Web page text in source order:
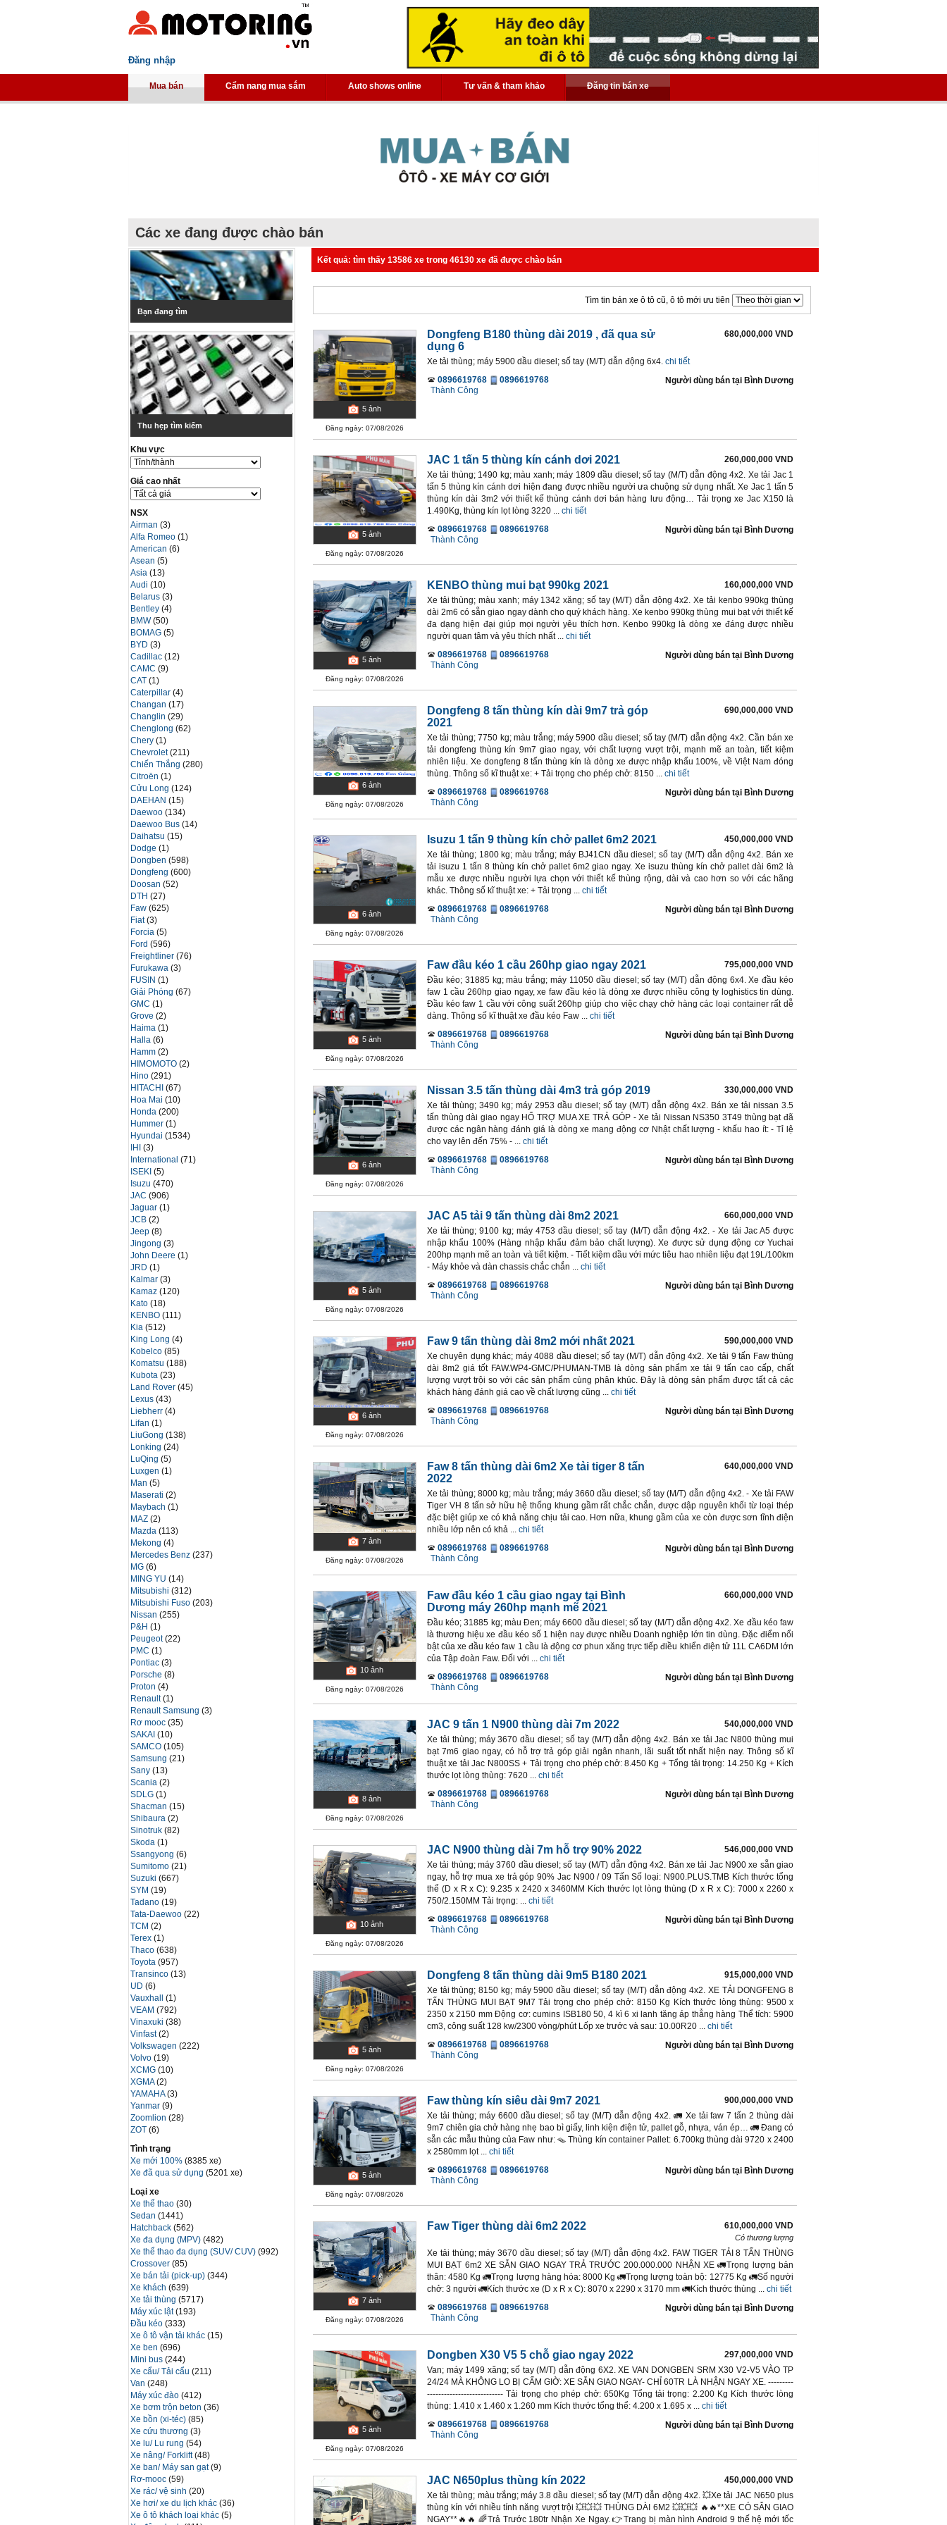
Đăng nhập
Mua bán Cẩm nang mua sắm Auto shows online Tư vấn & tham khảo Đăng tin bán xe
Các xe đang được chào bán
Bạn đang tìm
Thu hẹp tìm kiếm
Khu vực
Giá cao nhất
NSX
Airman(3)
Alfa Romeo(1)
American(6)
Asean(5)
Asia(13)
Audi(10)
Belarus(3)
Bentley(4)
BMW(50)
BOMAG(5)
BYD(3)
Cadillac(12)
CAMC(9)
CAT(1)
Caterpillar(4)
Changan(17)
Changlin(29)
Chenglong(62)
Chery(1)
Chevrolet(211)
Chiến Thắng(280)
Citroën(1)
Cửu Long(124)
DAEHAN(15)
Daewoo(134)
Daewoo Bus(14)
Daihatsu(15)
Dodge(1)
Dongben(598)
Dongfeng(600)
Doosan(52)
DTH(27)
Faw(625)
Fiat(3)
Forcia(5)
Ford(596)
Freightliner(76)
Furukawa(3)
FUSIN(1)
Giải Phóng(67)
GMC(1)
Grove(2)
Haima(1)
Halla(6)
Hamm(2)
HIMOMOTO(2)
Hino(291)
HITACHI(67)
Hoa Mai(10)
Honda(200)
Hummer(1)
Hyundai(1534)
IHI(3)
International(71)
ISEKI(5)
Isuzu(470)
JAC(906)
Jaguar(1)
JCB(2)
Jeep(8)
Jingong(3)
John Deere(1)
JRD(1)
Kalmar(3)
Kamaz(120)
Kato(18)
KENBO(111)
Kia(512)
King Long(4)
Kobelco(85)
Komatsu(188)
Kubota(23)
Land Rover(45)
Lexus(43)
Liebherr(4)
Lifan(1)
LiuGong(138)
Lonking(24)
LuQing(5)
Luxgen(1)
Man(5)
Maserati(2)
Maybach(1)
MAZ(2)
Mazda(113)
Mekong(4)
Mercedes Benz(237)
MG(6)
MING YU(14)
Mitsubishi(312)
Mitsubishi Fuso(203)
Nissan(255)
P&H(1)
Peugeot(22)
PMC(1)
Pontiac(3)
Porsche(8)
Proton(4)
Renault(1)
Renault Samsung(3)
Rơ mooc(35)
SAKAI(10)
SAMCO(105)
Samsung(21)
Sany(13)
Scania(2)
SDLG(1)
Shacman(15)
Shibaura(2)
Sinotruk(82)
Skoda(1)
Ssangyong(6)
Sumitomo(21)
Suzuki(667)
SYM(19)
Tadano(19)
Tata-Daewoo(22)
TCM(2)
Terex(1)
Thaco(638)
Toyota(957)
Transinco(13)
UD(6)
Vauxhall(1)
VEAM(792)
Vinaxuki(38)
Vinfast(2)
Volkswagen(222)
Volvo(19)
XCMG(10)
XGMA(2)
YAMAHA(3)
Yanmar(9)
Zoomlion(28)
ZOT(6)
Tình trạng
Xe mới 100% (8385 xe)
Xe đã qua sử dụng (5201 xe)
Loại xe
Xe thể thao(30)
Sedan(1441)
Hatchback(562)
Xe đa dụng (MPV)(482)
Xe thể thao đa dụng (SUV/ CUV)(992)
Crossover(85)
Xe bán tải (pick-up)(344)
Xe khách(639)
Xe tải thùng(5717)
Máy xúc lật(193)
Đầu kéo(333)
Xe ô tô vận tải khác(15)
Xe ben(696)
Mini bus(244)
Xe cẩu/ Tải cẩu(211)
Van(248)
Máy xúc đào(412)
Xe bơm trộn beton(36)
Xe bồn (xi-téc)(85)
Xe cứu thương(3)
Xe lu/ Lu rung(54)
Xe nâng/ Forklift(48)
Xe ban/ Máy san gạt(9)
Rơ-mooc(59)
Xe rác/ vệ sinh(20)
Xe hơi/ xe du lịch khác(36)
Xe ô tô khách loại khác(5)
Kết quả: tìm thấy 13586 xe trong 46130 xe đã được chào bán
Tìm tin bán xe ô tô cũ, ô tô mới ưu tiên
5 ảnh
Đăng ngày: 07/08/2026
Dongfeng B180 thùng dài 2019 , đã qua sử
dụng 6
680,000,000 VND
Xe tải thùng; máy 5900 dầu diesel; số tay (M/T) dẫn động 6x4. chi tiết
0896619768
0896619768
Thành Công
Người dùng bán tại Bình Dương
5 ảnh
Đăng ngày: 07/08/2026
JAC 1 tấn 5 thùng kín cánh dơi 2021
260,000,000 VND
Xe tải thùng; 1490 kg; màu xanh; máy 1809 dầu diesel; số tay (M/T) dẫn động 4x2. Xe tải Jac 1
tấn 5 thùng kín cánh dơi hiện đang được nhiều người ưa chuộng sử dụng nhất. Xe Jac 1 tấn 5
thùng kín dài 3m2 với thiết kế thùng cánh dơi bán hàng lưu động… Tải trọng xe Jac X150 là
1.490Kg, thùng kín lọt lòng 3220 ... chi tiết
0896619768
0896619768
Thành Công
Người dùng bán tại Bình Dương
5 ảnh
Đăng ngày: 07/08/2026
KENBO thùng mui bạt 990kg 2021
160,000,000 VND
Xe tải thùng; màu xanh; máy 1342 xăng; số tay (M/T) dẫn động 4x2. Xe tải kenbo 990kg thùng
dài 2m6 có sẵn giao ngay dành cho quý khách hàng. Xe kenbo 990kg thùng mui bạt với thiết kế
đa dạng hiện đại giúp mọi người yêu thích hơn. Kenbo 990kg là dòng xe đáng được nhiều
người quan tâm và yêu thích nhất ... chi tiết
0896619768
0896619768
Thành Công
Người dùng bán tại Bình Dương
6 ảnh
Đăng ngày: 07/08/2026
Dongfeng 8 tấn thùng kín dài 9m7 trả góp
2021
690,000,000 VND
Xe tải thùng; 7750 kg; màu trắng; máy 5900 dầu diesel; số tay (M/T) dẫn động 4x2. Cần bán xe
tải dongfeng thùng kín 9m7 giao ngay, với chất lượng vượt trội, mạnh mẽ an toàn, tiết kiệm
nhiên liệu. Xe dongfeng 8 tấn thùng kín là dòng xe được nhập khẩu 100%, về Việt Nam đóng
thùng. Thông số kĩ thuật xe: + Tải trọng cho phép chở: 8150 ... chi tiết
0896619768
0896619768
Thành Công
Người dùng bán tại Bình Dương
6 ảnh
Đăng ngày: 07/08/2026
Isuzu 1 tấn 9 thùng kín chở pallet 6m2 2021
450,000,000 VND
Xe tải thùng; 1800 kg; màu trắng; máy BJ41CN dầu diesel; số tay (M/T) dẫn động 4x2. Bán xe
tải isuzu 1 tấn 8 thùng kín chở pallet 6m2 giao ngay. Xe isuzu thùng kín chở pallet dài 6m2 là
mẫu xe được nhiều người lựa chọn với thiết kế thùng rộng, dài và cao hơn so với các hãng
khác. Thông số kĩ thuật xe: + Tải trọng ... chi tiết
0896619768
0896619768
Thành Công
Người dùng bán tại Bình Dương
5 ảnh
Đăng ngày: 07/08/2026
Faw đầu kéo 1 cầu 260hp giao ngay 2021
795,000,000 VND
Đầu kéo; 31885 kg; màu trắng; máy 11050 dầu diesel; số tay (M/T) dẫn động 6x4. Xe đầu kéo
faw 1 cầu 260hp giao ngay, xe faw đầu kéo là dòng xe được nhiều công ty loghistics tin dùng.
Đầu kéo faw 1 cầu với công suất 260hp giúp cho việc chạy chở hàng các loại container rất dễ
dàng. Thông số kĩ thuật xe đầu kéo Faw ... chi tiết
0896619768
0896619768
Thành Công
Người dùng bán tại Bình Dương
6 ảnh
Đăng ngày: 07/08/2026
Nissan 3.5 tấn thùng dài 4m3 trả góp 2019
330,000,000 VND
Xe tải thùng; 3490 kg; máy 2953 dầu diesel; số tay (M/T) dẫn động 4x2. Bán xe tải nissan 3.5
tấn thùng dài giao ngay HỔ TRỢ MUA XE TRẢ GÓP - Xe tải Nissan NS350 3T49 thùng bạt đã
được các ngân hàng đánh giá là dòng xe mang động cơ Nhật chất lượng - khấu hao ít: - Tỉ lệ
cho vay lên đến 75% - ... chi tiết
0896619768
0896619768
Thành Công
Người dùng bán tại Bình Dương
5 ảnh
Đăng ngày: 07/08/2026
JAC A5 tải 9 tấn thùng dài 8m2 2021
660,000,000 VND
Xe tải thùng; 9100 kg; máy 4753 dầu diesel; số tay (M/T) dẫn động 4x2. - Xe tải Jac A5 được
nhập khẩu 100% (Hàng nhập khẩu đảm bảo chất lượng). Xe được sử dụng động cơ Yuchai
200hp mạnh mẽ an toàn và tiết kiệm. - Tiết kiệm dầu với mức tiêu hao nhiên liệu đạt 19L/100km
- Máy khỏe và dàn chassis chắc chắn ... chi tiết
0896619768
0896619768
Thành Công
Người dùng bán tại Bình Dương
6 ảnh
Đăng ngày: 07/08/2026
Faw 9 tấn thùng dài 8m2 mới nhất 2021
590,000,000 VND
Xe chuyên dụng khác; máy 4088 dầu diesel; số tay (M/T) dẫn động 4x2. Xe tải 9 tấn Faw thùng
dài 8m2 giá tốt FAW.WP4-GMC/PHUMAN-TMB là dòng sản phẩm xe tải 9 tấn cao cấp, chất
lượng vượt trội so với các sản phẩm cùng phân khúc. Đây là dòng sản phẩm được tất cả các
khách hàng đánh giá cao về chất lượng cũng ... chi tiết
0896619768
0896619768
Thành Công
Người dùng bán tại Bình Dương
7 ảnh
Đăng ngày: 07/08/2026
Faw 8 tấn thùng dài 6m2 Xe tải tiger 8 tấn
2022
640,000,000 VND
Xe tải thùng; 8000 kg; màu trắng; máy 3660 dầu diesel; số tay (M/T) dẫn động 4x2. - Xe tải FAW
Tiger VH 8 tấn sở hữu hệ thống khung gầm rất chắc chắn, được dập nguyên khối từ loại thép
đặc biệt giúp xe có khả năng chịu tải cao. Hơn nữa, khung gầm của xe còn được sơn tĩnh điện
nhiều lớp nên có khả ... chi tiết
0896619768
0896619768
Thành Công
Người dùng bán tại Bình Dương
10 ảnh
Đăng ngày: 07/08/2026
Faw đầu kéo 1 cầu giao ngay tại Bình
Dương máy 260hp mạnh mẽ 2021
660,000,000 VND
Đầu kéo; 31885 kg; màu Đen; máy 6600 dầu diesel; số tay (M/T) dẫn động 4x2. Xe đầu kéo faw
là thương hiệu xe đầu kéo số 1 hiện nay được nhiều Doanh nghiệp lớn tin dùng. Đặc điểm nổi
bật của xe đầu kéo faw 1 cầu là động cơ phun xăng trực tiếp điều khiển điện tử 11L CA6DM lớn
của Tập đoàn Faw. Đối với ... chi tiết
0896619768
0896619768
Thành Công
Người dùng bán tại Bình Dương
8 ảnh
Đăng ngày: 07/08/2026
JAC 9 tấn 1 N900 thùng dài 7m 2022
540,000,000 VND
Xe tải thùng; máy 3670 dầu diesel; số tay (M/T) dẫn động 4x2. Bán xe tải Jac N800 thùng mui
bạt 7m6 giao ngay, có hỗ trợ trả góp giải ngân nhanh, lãi suất tốt nhất hiện nay. Thông số kĩ
thuật xe tải Jac N800SS + Tải trọng cho phép chở: 8.450 Kg + Tổng tải trọng: 14.250 Kg + Kích
thước lọt lòng thùng: 7620 ... chi tiết
0896619768
0896619768
Thành Công
Người dùng bán tại Bình Dương
10 ảnh
Đăng ngày: 07/08/2026
JAC N900 thùng dài 7m hỗ trợ 90% 2022
546,000,000 VND
Xe tải thùng; máy 3760 dầu diesel; số tay (M/T) dẫn động 4x2. Bán xe tải Jac N900 xe sẵn giao
ngay, hỗ trợ mua xe trả góp 90% Jac N900 / 09 Tấn Số loại: N900.PLUS.TMB Kích thước tổng
thể (D x R x C): 9.235 x 2420 x 3460MM Kích thước lọt lòng thùng (D x R x C): 7000 x 2260 x
750/2.150MM Tải trọng: ... chi tiết
0896619768
0896619768
Thành Công
Người dùng bán tại Bình Dương
5 ảnh
Đăng ngày: 07/08/2026
Dongfeng 8 tấn thùng dài 9m5 B180 2021
915,000,000 VND
Xe tải thùng; 8150 kg; máy 5900 dầu diesel; số tay (M/T) dẫn động 4x2. XE TẢI DONGFENG 8
TẤN THÙNG MUI BẠT 9M7 Tải trọng cho phép chở: 8150 Kg Kích thước lòng thùng: 9500 x
2350 x 2150 mm Động cơ: cumins ISB180 50, 4 kì 6 xi lanh tăng áp thẳng hàng Thể tích: 5900
cm3, công suất 128 kw/2300 vòng/phút Lốp xe trước và sau: 10.00R20 ... chi tiết
0896619768
0896619768
Thành Công
Người dùng bán tại Bình Dương
5 ảnh
Đăng ngày: 07/08/2026
Faw thùng kín siêu dài 9m7 2021
900,000,000 VND
Xe tải thùng; máy 6600 dầu diesel; số tay (M/T) dẫn động 4x2. 🚛 Xe tải faw 7 tấn 2 thùng dài
9m7 chiên gia chở hàng nhẹ bao bì giấy, linh kiện điện tử, pallet gỗ, nhựa, ván ép… 🚛 Đang có
sẵn các mẫu thùng của Faw như: 🪤 Thùng kín container Pallet: 6.700kg thùng dài 9720 x 2400
x 2580mm lọt ... chi tiết
0896619768
0896619768
Thành Công
Người dùng bán tại Bình Dương
7 ảnh
Đăng ngày: 07/08/2026
Faw Tiger thùng dài 6m2 2022 610,000,000 VND
Có thương lượng
Xe tải thùng; máy 3670 dầu diesel; số tay (M/T) dẫn động 4x2. FAW TIGER TẢI 8 TẤN THÙNG
MUI BẠT 6m2 XE SẴN GIAO NGAY TRẢ TRƯỚC 200.000.000 NHẬN XE 🚛Trọng lượng bản
thân: 4580 Kg 🚛Trọng lượng hàng hóa: 8000 Kg 🚛Trọng lượng toàn bộ: 12775 Kg 🚛Số người
chở: 3 người 🚛Kích thước xe (D x R x C): 8070 x 2290 x 3170 mm 🚛Kích thước thùng ... chi tiết
0896619768
0896619768
Thành Công
Người dùng bán tại Bình Dương
5 ảnh
Đăng ngày: 07/08/2026
Dongben X30 V5 5 chỗ giao ngay 2022
297,000,000 VND
Van; máy 1499 xăng; số tay (M/T) dẫn động 6X2. XE VAN DONGBEN SRM X30 V2-V5 VÀO TP
24/24 MÀ KHÔNG LO BỊ CẤM GIỜ: XE SẴN GIAO NGAY- CHỈ 60TR LÀ NHẬN NGAY XE. ---------
--------------------------- Tải trọng cho phép chở: 650Kg Tổng tải trọng: 2.200 Kg Kích thước lòng
thùng: 1.410 x 1.460 x 1.260 mm Kích thước tổng thể: 4.200 x 1.695 x ... chi tiết
0896619768
0896619768
Thành Công
Người dùng bán tại Bình Dương
JAC N650plus thùng kín 2022
450,000,000 VND
Xe tải thùng; màu trắng; máy 3.8 dầu diesel; số tay (M/T) dẫn động 4x2. 💥Xe tải JAC N650 plus
thùng kín với nhiều tính năng vượt trội 💥💥💥 THÙNG DÀI 6M2 💥💥💥 🔥🔥**XE CÓ SẴN GIAO
NGAY**🔥🔥 🌈Trả Trước 180tr Nhận Xe Ngay. 👉Trang bị màn hình Android 9 thế hệ mới tốc